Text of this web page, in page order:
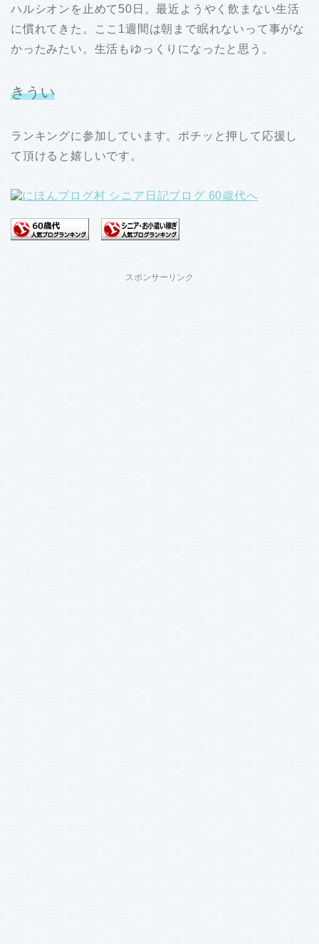
ハルシオンを止めて50日。最近ようやく飲まない生活
に慣れてきた。ここ1週間は朝まで眠れないって事がな
かったみたい。生活もゆっくりになったと思う。
きうい
ランキングに参加しています。ポチッと押して応援し
て頂けると嬉しいです。
スポンサーリンク